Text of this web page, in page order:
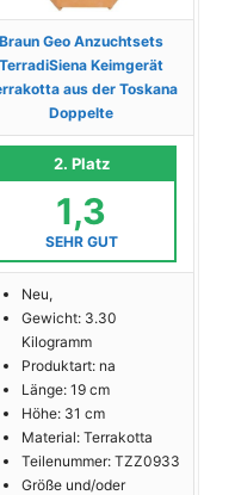
Braun Geo Anzuchtsets
TerradiSiena Keimgerät
aus der Toskana
Doppelte
2. Platz
1,3
SEHR GUT
Neu,
Gewicht: 3.30
Kilogramm
Produktart: na
Länge: 19 cm
Höhe: 31 cm
Material: Terrakotta
Teilenummer: TZZ0933
Größe und/oder